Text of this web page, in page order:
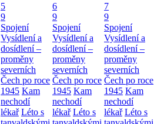
5
9
Spojení
Vysídlení a
dosídlení –
proměny
severních
Čech po roce
1945 Kam
nechodí
lékař Léto s
6
9
Spojení
Vysídlení a
dosídlení –
proměny
severních
Čech po roce
1945 Kam
nechodí
lékař Léto s
7
9
Spojení
Vysídlení a
dosídlení –
proměny
severních
Čech po roce
1945 Kam
nechodí
lékař Léto s